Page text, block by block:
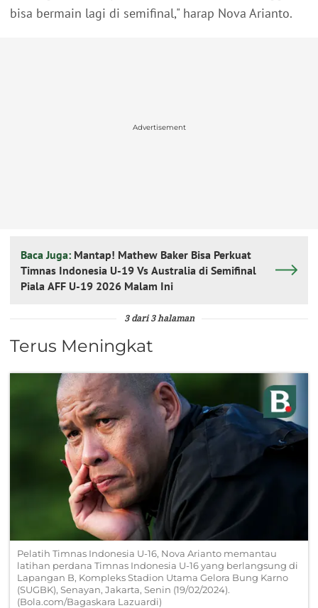
bisa bermain lagi di semifinal," harap Nova Arianto.
Advertisement
Baca Juga: Mantap! Mathew Baker Bisa Perkuat
Timnas Indonesia U-19 Vs Australia di Semifinal
Piala AFF U-19 2026 Malam Ini
3 dari 3 halaman
Terus Meningkat
Pelatih Timnas Indonesia U-16, Nova Arianto memantau
latihan perdana Timnas Indonesia U-16 yang berlangsung di
Lapangan B, Kompleks Stadion Utama Gelora Bung Karno
(SUGBK), Senayan, Jakarta, Senin (19/02/2024).
(Bola.com/Bagaskara Lazuardi)